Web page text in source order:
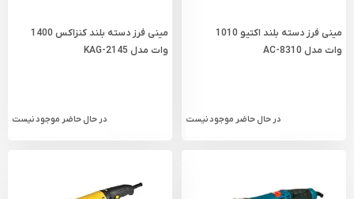
مینی فرز دسته بلند اکتیو 1010
وات مدل AC-8310
در حال حاضر موجود نیست
مینی فرز دسته بلند کنزاکس 1400
وات مدل KAG-2145
در حال حاضر موجود نیست